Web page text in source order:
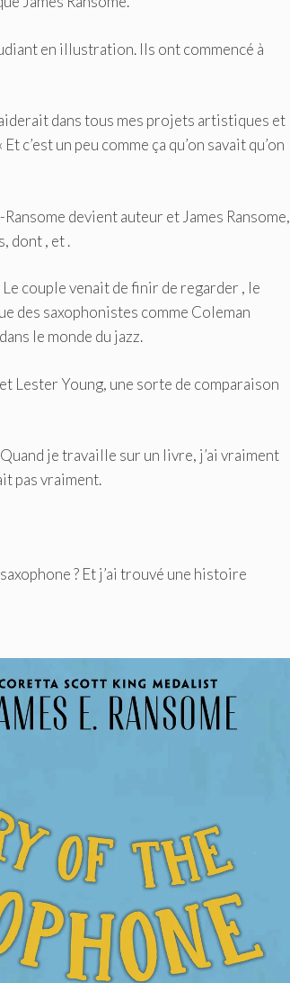
en illustration. Ils ont commencé à
dans tous mes projets artistiques et
c’est un peu comme ça qu’on savait qu’on
devient auteur et James Ransome,
dont, et.
couple venait de finir de regarder , le
des saxophonistes comme Coleman
le monde du jazz.
Lester Young, une sorte de comparaison
je travaille sur un livre, j’ai vraiment
pas vraiment.
? Et j’ai trouvé une histoire